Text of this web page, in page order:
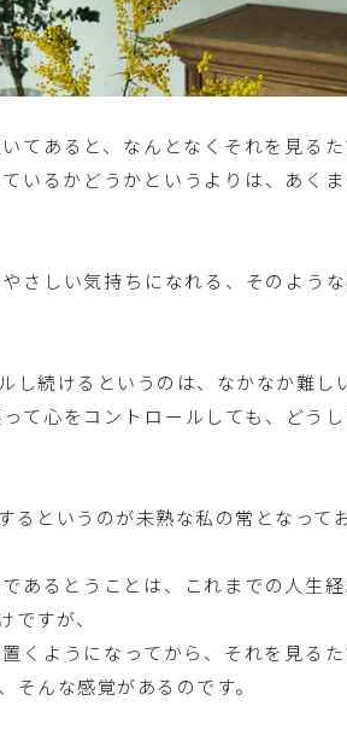
てあると、なんとなくそれを見る
いるかどうかというよりは、あく
さしい気持ちになれる、そのよう
し続けるというのは、なかなか難し
て心をコントロールしても、どう
るというのが未熟な私の常となって
あるとうことは、これまでの人生
ですが、
くようになってから、それを見る
そんな感覚があるのです。